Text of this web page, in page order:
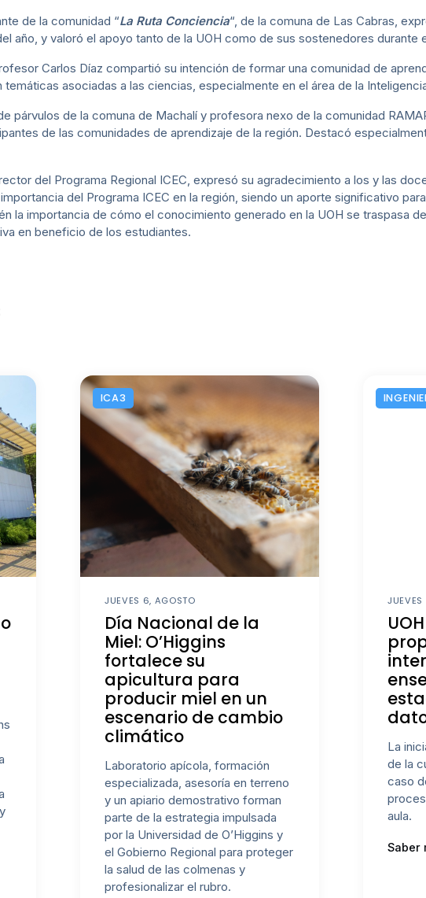
de la comunidad “La Ruta Conciencia“, de la comuna de Las Cabras,
año, y valoró el apoyo tanto de la UOH como de sus sostenedores durante
Carlos Díaz compartió su intención de formar una comunidad de
asociadas a las ciencias, especialmente en el área de la
párvulos de la comuna de Machalí y profesora nexo de la comunidad
de las comunidades de aprendizaje de la región. Destacó
del Programa Regional ICEC, expresó su agradecimiento a los y las
del Programa ICEC en la región, siendo un aporte significativo
la importancia de cómo el conocimiento generado en la UOH se traspasa
en beneficio de los estudiantes.
ICA3
JUEVES 6, AGOSTO
Día Nacional de la
Miel: O’Higgins
fortalece su
apicultura para
producir miel en un
escenario de cambio
climático
Laboratorio apícola, formación
especializada, asesoría en terreno
y un apiario demostrativo forman
parte de la estrategia impulsada
por la Universidad de O’Higgins y
el Gobierno Regional para proteger
la salud de las colmenas y
profesionalizar el rubro.
La
de la
caso
aula.
Saber